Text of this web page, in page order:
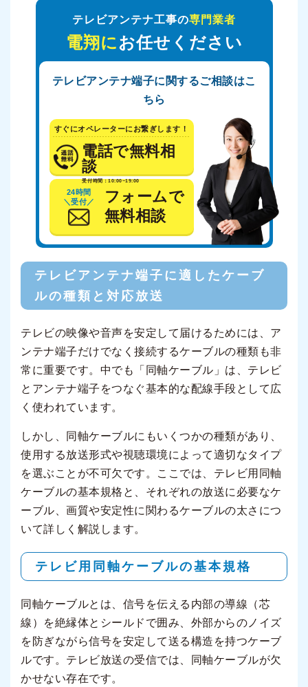
テレビアンテナ工事の専門業者
電翔にお任せください
テレビアンテナ端子に関するご相談はこ
ちら
すぐにオペレーターにお繋ぎします！
電話で無料相
談
受付時間：10:00~19:00
24時間
＼受付／
フォームで
無料相談
テレビアンテナ端子に適したケーブ
ルの種類と対応放送
テレビの映像や音声を安定して届けるためには、ア
ンテナ端子だけでなく接続するケーブルの種類も非
常に重要です。中でも「同軸ケーブル」は、テレビ
とアンテナ端子をつなぐ基本的な配線手段として広
く使われています。
しかし、同軸ケーブルにもいくつかの種類があり、
使用する放送形式や視聴環境によって適切なタイプ
を選ぶことが不可欠です。ここでは、テレビ用同軸
ケーブルの基本規格と、それぞれの放送に必要なケ
ーブル、画質や安定性に関わるケーブルの太さにつ
いて詳しく解説します。
テレビ用同軸ケーブルの基本規格
同軸ケーブルとは、信号を伝える内部の導線（芯
線）を絶縁体とシールドで囲み、外部からのノイズ
を防ぎながら信号を安定して送る構造を持つケーブ
ルです。テレビ放送の受信では、同軸ケーブルが欠
かせない存在です。